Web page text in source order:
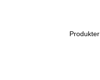
Produkter